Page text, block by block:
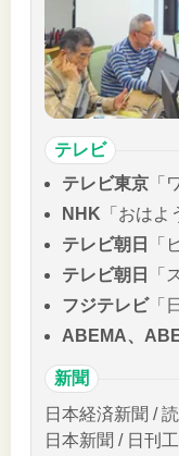
テレビ
テレビ東京 「
NHK 「おはよ
テレビ朝日
「
テレビ朝日
「
フジテレビ「
ABEMA、
新聞
日本経済新聞 /
日本新聞 / 日刊